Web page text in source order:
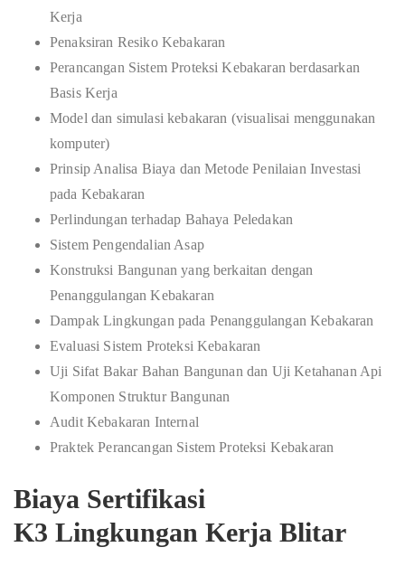
Kerja
Penaksiran Resiko Kebakaran
Perancangan Sistem Proteksi Kebakaran berdasarkan
Basis Kerja
Model dan simulasi kebakaran (visualisai menggunakan
komputer)
Prinsip Analisa Biaya dan Metode Penilaian Investasi
pada Kebakaran
Perlindungan terhadap Bahaya Peledakan
Sistem Pengendalian Asap
Konstruksi Bangunan yang berkaitan dengan
Penanggulangan Kebakaran
Dampak Lingkungan pada Penanggulangan Kebakaran
Evaluasi Sistem Proteksi Kebakaran
Uji Sifat Bakar Bahan Bangunan dan Uji Ketahanan Api
Komponen Struktur Bangunan
Audit Kebakaran Internal
Praktek Perancangan Sistem Proteksi Kebakaran
Biaya Sertifikasi
K3 Lingkungan Kerja Blitar